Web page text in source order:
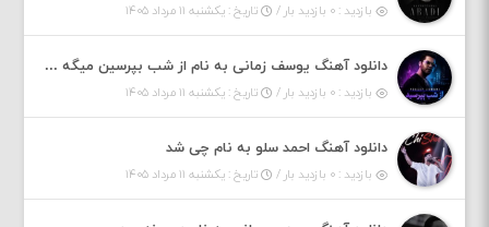
بازدید : ۰ بازدید بار / تاریخ : یکشنبه ۱۱ مرداد ۱۴۰۵
دانلود آهنگ یوسف زمانی به نام از شب بپرسین میگه چه روزگاری دارم
بازدید : ۰ بازدید بار / تاریخ : یکشنبه ۱۱ مرداد ۱۴۰۵
دانلود آهنگ احمد سلو به نام چی شد
بازدید : ۰ بازدید بار / تاریخ : یکشنبه ۱۱ مرداد ۱۴۰۵